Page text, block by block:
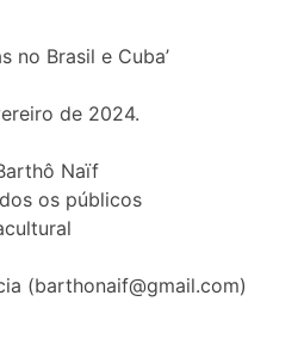
no Brasil e Cuba’
de 2024.
Naïf
os públicos
(barthonaif@gmail.com)